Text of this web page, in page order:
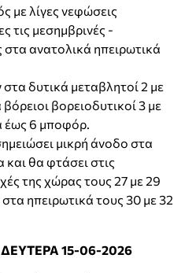
με λίγες νεφώσεις
τις μεσημβρινές -
ανατολικά ηπειρωτικά
δυτικά μεταβλητοί 2 με
βορειοδυτικοί 3 με
έως 6 μποφόρ.
μικρή άνοδο στα
και θα φτάσει στις
της χώρας τους 27 με 29
ηπειρωτικά τους 30 με 32
15-06-2026